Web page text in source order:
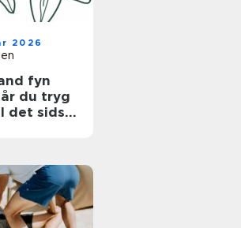
2026
fyn
du tryg
det sidste